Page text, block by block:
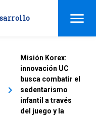
menu
keyboard_arrow_right
Misión Korex:
innovación UC
busca combatir el
sedentarismo
infantil a través
del juego y la